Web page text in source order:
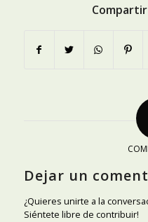
Dejar un
¿Quieres unirte a la
Siéntete libre de contribuir!